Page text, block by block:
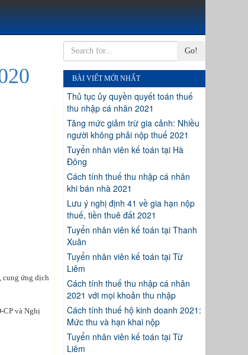
ứng dịch
và Nghị
Go!
BÀI VIẾT MỚI NHẤT
Thủ tục ủy quyền quyết toán thuế
thu nhập cá nhân 2021
Tăng mức giảm trừ gia cảnh: Nhiều
người không phải nộp thuế 2021
Tuyển nhân viên kế toán tại Hà
Đông
Cách tính thuế thu nhập cá nhân
khi bán nhà 2021
Lưu ý nghị định 41 về gia hạn nộp
thuế, tiền thuê đất 2021
Tuyển nhân viên kế toán tại Thanh
Xuân
Tuyển nhân viên kế toán tại Từ
Liêm
Cách tính thuế thu nhập cá nhân
2021 với mọi khoản thu nhập
Cách tính thuế hộ kinh doanh 2021:
Mức thu và hạn khai nộp
Tuyển nhân viên kế toán tại Từ
Liêm